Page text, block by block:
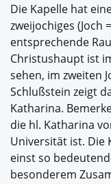
Die Kapelle hat
zweijochiges (Joch
entsprechende
Christushaupt ist
sehen, im zweiten
Schlußstein zeigt
Katharina.
die hl. Katharina
Universität ist. Die
einst so
besonderem